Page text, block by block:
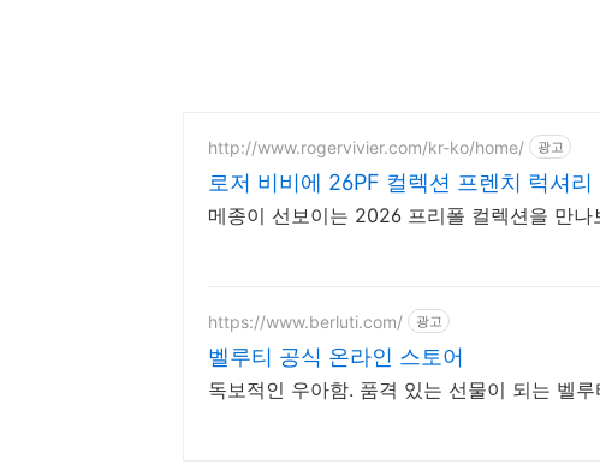
http://www.rogervivier.com/kr-ko/home/ 광고
로저 비비에 26PF 컬렉션 프렌치 럭셔리
메종이 선보이는 2026 프리폴 컬렉션을 만나
https://www.berluti.com/ 광고
벨루티 공식 온라인 스토어
독보적인 우아함. 품격 있는 선물이 되는 벨